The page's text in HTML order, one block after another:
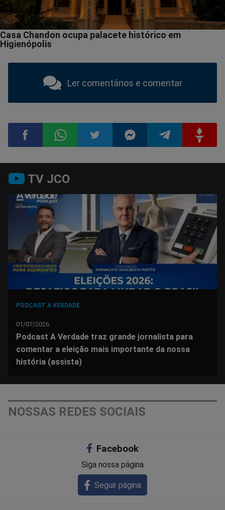
Ler comentários e comentar
Compartilhar
no
Facebook
no
Whatsapp
no
Twitter
no
Messenger
no
Telegram
no
Gettr
TV JCO
PODCAST A VERDADE
01/07/2026
Podcast A Verdade traz grande jornalista para
comentar a eleição mais importante da nossa
história (assista)
NOSSAS REDES SOCIAIS
Facebook
Siga nossa página
Seguir página